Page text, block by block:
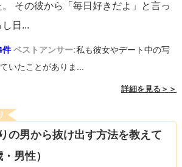
その彼から「毎日好きだよ」と言っ
日 ...
件 ベストアンサー:私も彼女やデート中の写
いたことがありま...
詳細を見る＞＞
の男から抜け出す方法を教えて
男性）